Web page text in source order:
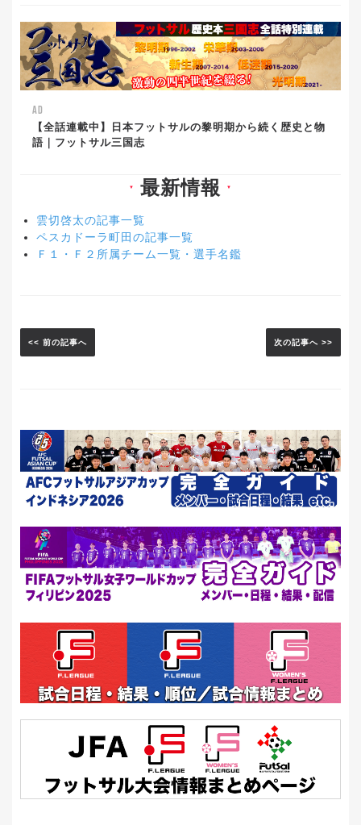
AD
【全話連載中】日本フットサルの黎明期から続く歴史と物
語｜フットサル三国志
▼ 最新情報 ▼
雲切啓太の記事一覧
ペスカドーラ町田の記事一覧
Ｆ１・Ｆ２所属チーム一覧・選手名鑑
<< 前の記事へ 次の記事へ >>